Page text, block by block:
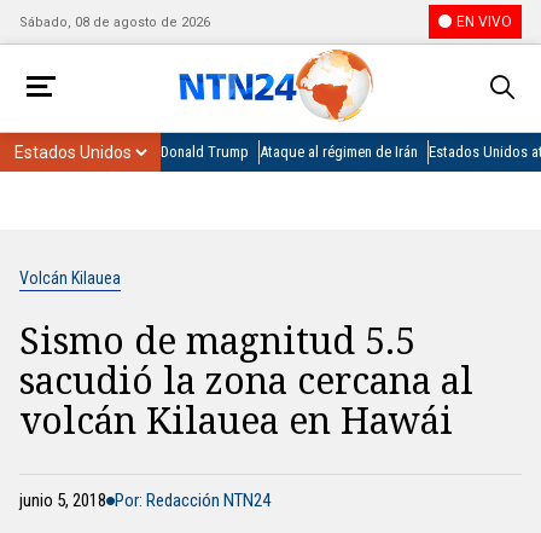
Sábado, 08 de agosto de 2026 EN VIVO
Donald Trump Ataque al régimen de Irán Estados Unidos
Volcán Kilauea
Sismo de magnitud 5.5
sacudió la zona cercana al
volcán Kilauea en Hawái
junio 5, 2018 Por: Redacción NTN24